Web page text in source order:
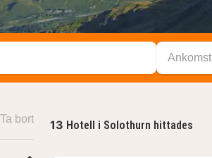
Ankomst
13 Hotell i Solothurn hittades
Ta bort